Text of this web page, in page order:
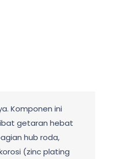
Komponen ini
getaran hebat
hub roda,
(zinc plating